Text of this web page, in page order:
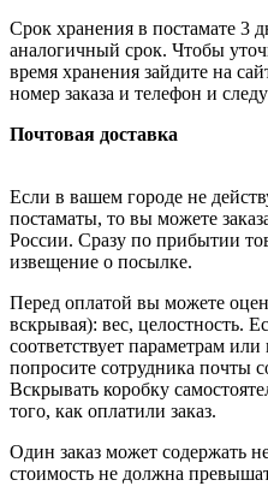
Срок хранения в постамате 3
аналогичный срок. Чтобы
время хранения зайдите на
номер заказа и телефон и
Почтовая доставка
Если в вашем городе не
постаматы, то вы можете
России. Сразу по прибытии
извещение о посылке.
Перед оплатой вы можете
вскрывая): вес, целостность.
соответствует параметрам
попросите сотрудника почты
Вскрывать коробку
того, как оплатили заказ.
Один заказ может содержать
стоимость не должна